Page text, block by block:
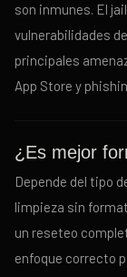
son inmunes. El
vulnerabilidades
principales
App Store y
¿Es mejor
Depende del tipo
limpieza sin
un reseteo
enfoque correcto